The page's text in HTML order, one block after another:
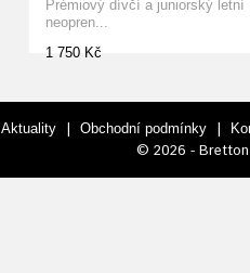
Prémiový dívčí a juniorský letní
neopren...
1 750 Kč
Aktuality | Obchodní podmínky |
© 2026 - Bretton